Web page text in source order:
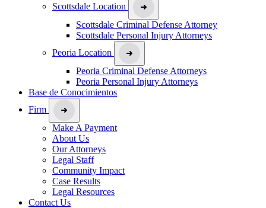
Scottsdale Location
Scottsdale Criminal Defense Attorney
Scottsdale Personal Injury Attorneys
Peoria Location
Peoria Criminal Defense Attorneys
Peoria Personal Injury Attorneys
Base de Conocimientos
Firm
Make A Payment
About Us
Our Attorneys
Legal Staff
Community Impact
Case Results
Legal Resources
Contact Us